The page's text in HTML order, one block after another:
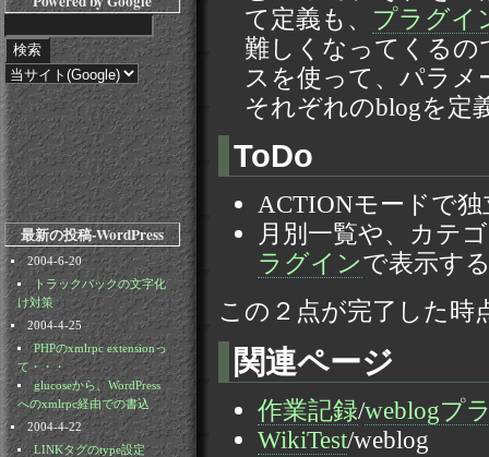
最新の投稿-WordPress
2004-6-20
トラックバックの文字化
け対策
2004-4-25
PHPのxmlrpc extensionっ
て・・・
glucoseから、WordPress
へのxmlrpc経由での書込
2004-4-22
LINKタグのtype設定
て定義も、 プラグイ
難しくなってくるの
スを使って、パラメ
それぞれのblogを定
ToDo
ACTIONモードで
月別一覧や、カテ
ラグインで表示す
この２点が完了した時
関連ページ
作業記録/weblogプ
WikiTest/weblog